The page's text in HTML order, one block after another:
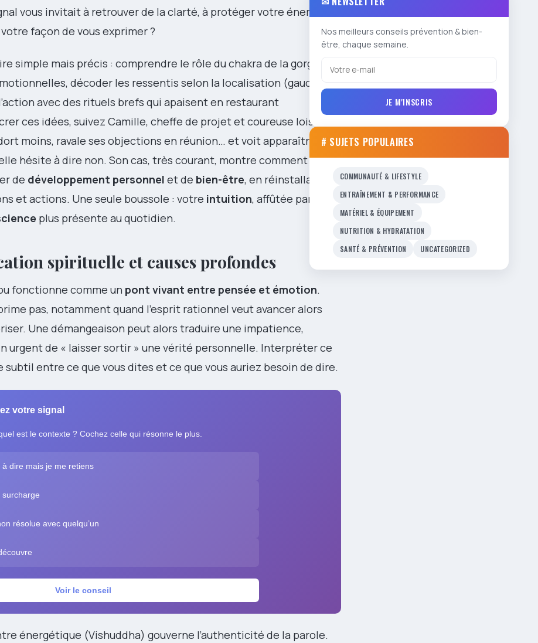
vous invitait à retrouver de la clarté, à protéger votre énergie et
façon de vous exprimer ?
simple mais précis : comprendre le rôle du chakra de la gorge,
décoder les ressentis selon la localisation (gauche,
avec des rituels brefs qui apaisent en restaurant
ces idées, suivez Camille, cheffe de projet et coureuse loisir :
moins, ravale ses objections en réunion… et voit apparaître ces
hésite à dire non. Son cas, très courant, montre comment une
de développement personnel et de bien-être, en réinstallant de
et actions. Une seule boussole : votre intuition, affûtée par une
plus présente au quotidien.
spirituelle et causes profondes
fonctionne comme un pont vivant entre pensée et émotion.
pas, notamment quand l’esprit rationnel veut avancer alors
Une démangeaison peut alors traduire une impatience,
urgent de « laisser sortir » une vérité personnelle. Interpréter ce
entre ce que vous dites et ce que vous auriez besoin de dire.
votre signal
est le contexte ? Cochez celle qui résonne le plus.
à dire mais je me retiens
résolue avec quelqu’un
Voir le conseil
énergétique (Vishuddha) gouverne l’authenticité de la parole.
Nos meilleurs conseils prévention & bien-
être, chaque semaine.
JE M'INSCRIS
# SUJETS POPULAIRES
COMMUNAUTÉ & LIFESTYLE
ENTRAÎNEMENT & PERFORMANCE
MATÉRIEL & ÉQUIPEMENT
NUTRITION & HYDRATATION
SANTÉ & PRÉVENTION
UNCATEGORIZED